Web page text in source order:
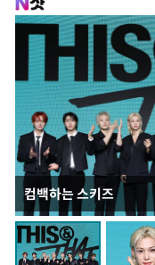
컴백하는 스키즈
이번주 국회에는 무